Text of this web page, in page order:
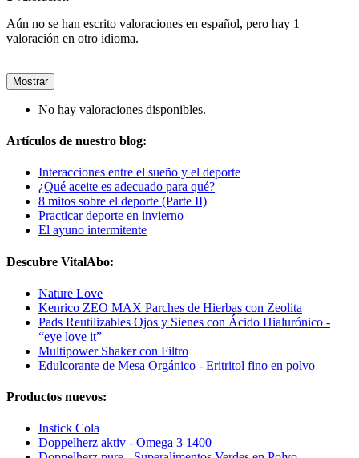
Aún no se han escrito valoraciones en español, pero hay 1
valoración en otro idioma.
Mostrar
No hay valoraciones disponibles.
Artículos de nuestro blog:
Interacciones entre el sueño y el deporte
¿Qué aceite es adecuado para qué?
8 mitos sobre el deporte (Parte II)
Practicar deporte en invierno
El ayuno intermitente
Descubre VitalAbo:
Nature Love
Kenrico ZEO MAX Parches de Hierbas con Zeolita
Pads Reutilizables Ojos y Sienes con Ácido Hialurónico -
“eye love it”
Multipower Shaker con Filtro
Edulcorante de Mesa Orgánico - Eritritol fino en polvo
Productos nuevos:
Instick Cola
Doppelherz aktiv - Omega 3 1400